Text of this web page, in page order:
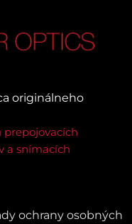
originálneho
prepojovacích
a snímacích
ochrany osobných